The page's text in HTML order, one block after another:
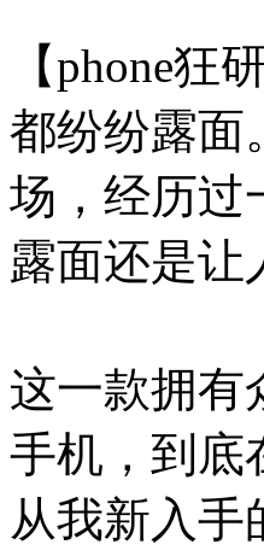
【phone
都纷纷露面
场，经历过
露面还是让
这一款拥有
手机，到底
从我新入手